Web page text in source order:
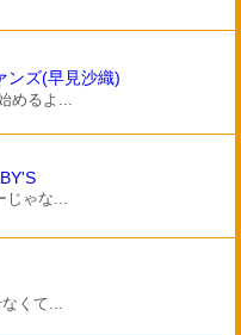
ンズ(早見沙織)
めるよ...
じゃな...
くて...